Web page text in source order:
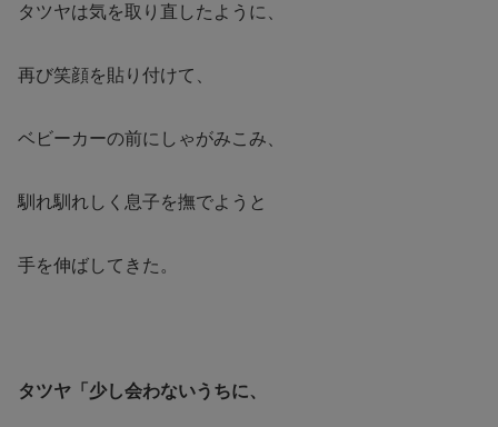
タツヤは気を取り直したように、
再び笑顔を貼り付けて、
ベビーカーの前にしゃがみこみ、
馴れ馴れしく息子を撫でようと
手を伸ばしてきた。
タツヤ「少し会わないうちに、